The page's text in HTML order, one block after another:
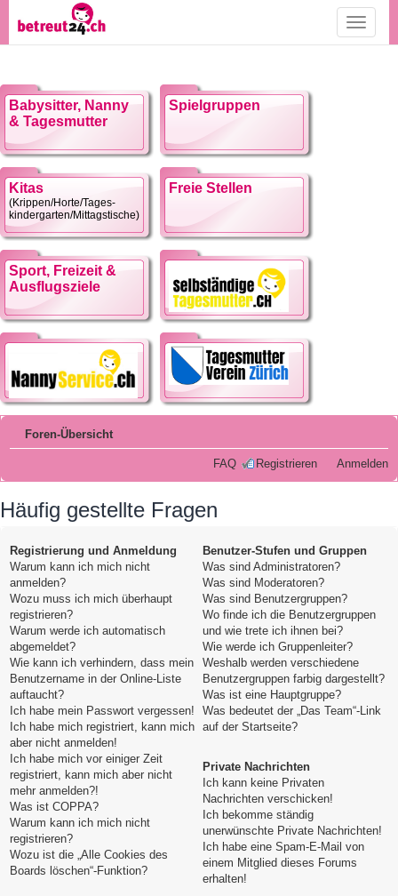
Toggle
Babysitter, Nanny
& Tagesmutter
Spielgruppen
Kitas
(Krippen/Horte/Tages-
kindergarten/Mittagstische)
Freie Stellen
Sport, Freizeit &
Ausflugsziele
Foren-Übersicht
FAQ Registrieren Anmelden
Häufig gestellte Fragen
Registrierung und Anmeldung
Warum kann ich mich nicht
anmelden?
Wozu muss ich mich überhaupt
registrieren?
Warum werde ich automatisch
abgemeldet?
Wie kann ich verhindern, dass mein
Benutzername in der Online-Liste
auftaucht?
Ich habe mein Passwort vergessen!
Ich habe mich registriert, kann mich
aber nicht anmelden!
Ich habe mich vor einiger Zeit
registriert, kann mich aber nicht
mehr anmelden?!
Was ist COPPA?
Warum kann ich mich nicht
registrieren?
Wozu ist die „Alle Cookies des
Boards löschen“-Funktion?
Benutzer-Stufen und Gruppen
Was sind Administratoren?
Was sind Moderatoren?
Was sind Benutzergruppen?
Wo finde ich die Benutzergruppen
und wie trete ich ihnen bei?
Wie werde ich Gruppenleiter?
Weshalb werden verschiedene
Benutzergruppen farbig dargestellt?
Was ist eine Hauptgruppe?
Was bedeutet der „Das Team“-Link
auf der Startseite?
Private Nachrichten
Ich kann keine Privaten
Nachrichten verschicken!
Ich bekomme ständig
unerwünschte Private Nachrichten!
Ich habe eine Spam-E-Mail von
einem Mitglied dieses Forums
erhalten!